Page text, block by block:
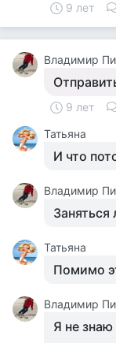
9 лет
Владимир
9 лет
Татьяна
И что
Владимир
Татьяна
Помимо
Владимир
Я не